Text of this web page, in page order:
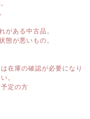
がある中古品。
態が悪いもの。
在庫の確認が必要になり
。
定の方